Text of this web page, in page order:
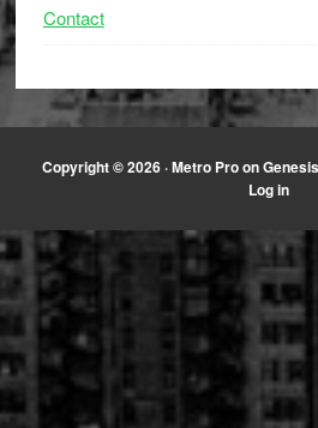
Contact
Copyright © 2026 ·Metro Proon
Log in